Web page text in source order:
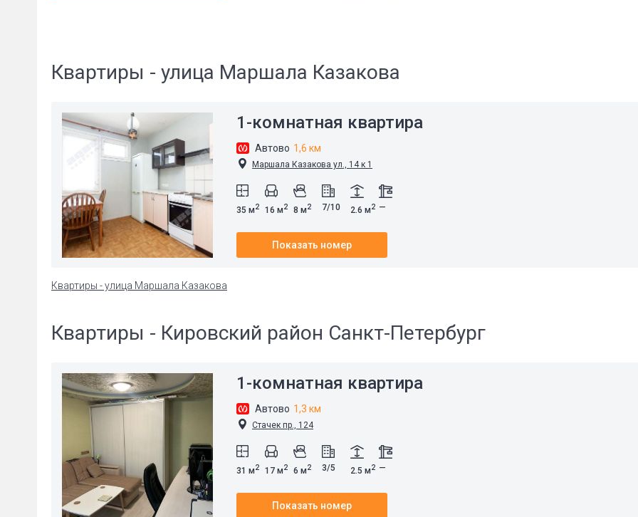
Квартиры - улица Маршала Казакова
1-комнатная квартира
Автово 1,6 км
Маршала Казакова ул., 14 к 1
35 м2 16 м2 8 м2 7/10 2.6 м2 —
Показать номер
Квартиры - улица Маршала Казакова
Квартиры - Кировский район Санкт-Петербург
1-комнатная квартира
Автово 1,3 км
Стачек пр., 124
31 м2 17 м2 6 м2 3/5 2.5 м2 —
Показать номер